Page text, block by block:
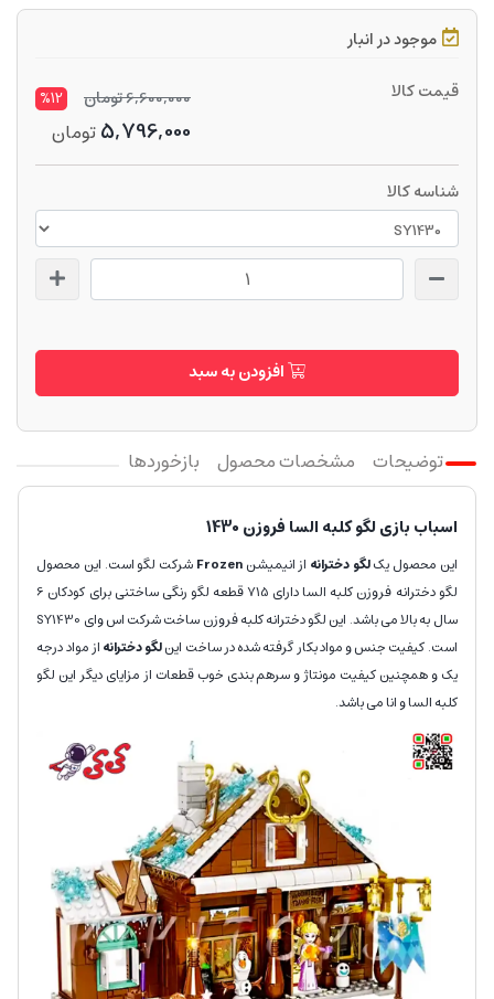
موجود در انبار
قیمت کالا
6,600,000تومان %12
5,796,000تومان
شناسه کالا
افزودن به سبد
توضیحات مشخصات محصول بازخوردها
اسباب بازی لگو کلبه السا فروزن 1430
این محصول یکلگو دخترانه از انیمیشنFrozenشرکت لگو است. این محصول
لگو دخترانه فروزن کلبه السا دارای 715 قطعه لگو رنگی ساختنی برای کودکان 6
سال به بالا می باشد. این لگو دخترانه کلبه فروزن ساخت شرکت اس وای SY1430
است. کیفیت جنس و مواد بکار گرفته شده در ساخت اینلگو دخترانهاز مواد درجه
یک و همچنین کیفیت مونتاژ و سرهم بندی خوب قطعات از مزایای دیگر این لگو
کلبه السا و انا می باشد.